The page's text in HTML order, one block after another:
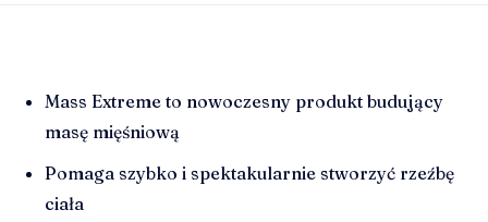
Mass Extreme to nowoczesny produkt budujący
masę mięśniową
Pomaga szybko i spektakularnie stworzyć rzeźbę
ciała